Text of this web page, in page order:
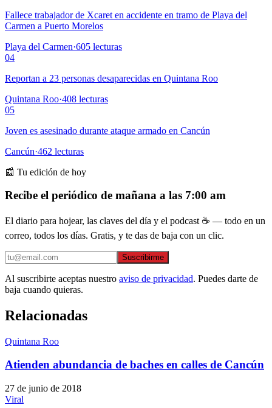
Fallece trabajador de Xcaret en accidente en tramo de Playa del
Carmen a Puerto Morelos
Playa del Carmen·605 lecturas
04
Reportan a 23 personas desaparecidas en Quintana Roo
Quintana Roo·408 lecturas
05
Joven es asesinado durante ataque armado en Cancún
Cancún·462 lecturas
📰 Tu edición de hoy
Recibe el periódico de mañana a las 7:00 am
El diario para hojear, las claves del día y el podcast ☕ — todo en un
correo, todos los días. Gratis, y te das de baja con un clic.
Suscribirme
Al suscribirte aceptas nuestro aviso de privacidad. Puedes darte de
baja cuando quieras.
Relacionadas
Quintana Roo
Atienden abundancia de baches en calles de Cancún
27 de junio de 2018
Viral